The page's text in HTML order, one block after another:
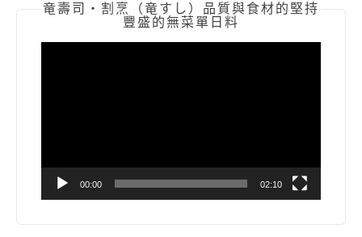
竜壽司‧割烹（竜すし）品質與食材的堅持
豐盛的無菜單日料
00:00 02:10